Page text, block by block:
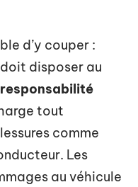
d’y couper :
disposer au
tout
comme
Les
au véhicule